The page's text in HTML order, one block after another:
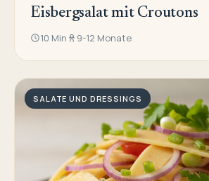
Eisbergsalat mit Croutons
10 Min 9-12 Monate
SALATE UND DRESSINGS